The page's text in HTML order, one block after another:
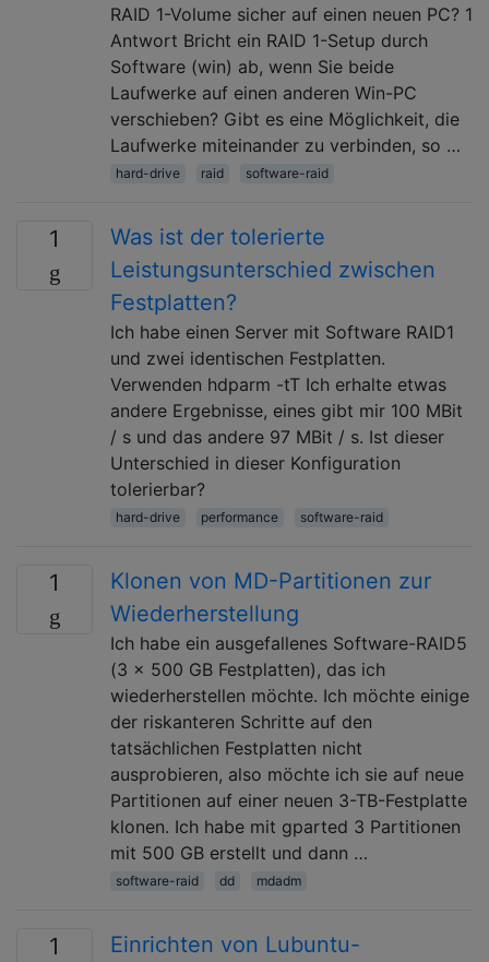
RAID 1-Volume sicher auf einen neuen PC? 1
Antwort Bricht ein RAID 1-Setup durch
Software (win) ab, wenn Sie beide
Laufwerke auf einen anderen Win-PC
verschieben? Gibt es eine Möglichkeit, die
Laufwerke miteinander zu verbinden, so …
hard-drive raid software-raid
1
Was ist der tolerierte
Leistungsunterschied zwischen
Festplatten?
Ich habe einen Server mit Software RAID1
und zwei identischen Festplatten.
Verwenden hdparm -tT Ich erhalte etwas
andere Ergebnisse, eines gibt mir 100 MBit
/ s und das andere 97 MBit / s. Ist dieser
Unterschied in dieser Konfiguration
tolerierbar?
hard-drive performance software-raid
1
Klonen von MD-Partitionen zur
Wiederherstellung
Ich habe ein ausgefallenes Software-RAID5
(3 x 500 GB Festplatten), das ich
wiederherstellen möchte. Ich möchte einige
der riskanteren Schritte auf den
tatsächlichen Festplatten nicht
ausprobieren, also möchte ich sie auf neue
Partitionen auf einer neuen 3-TB-Festplatte
klonen. Ich habe mit gparted 3 Partitionen
mit 500 GB erstellt und dann …
software-raid dd mdadm
1
Einrichten von Lubuntu-